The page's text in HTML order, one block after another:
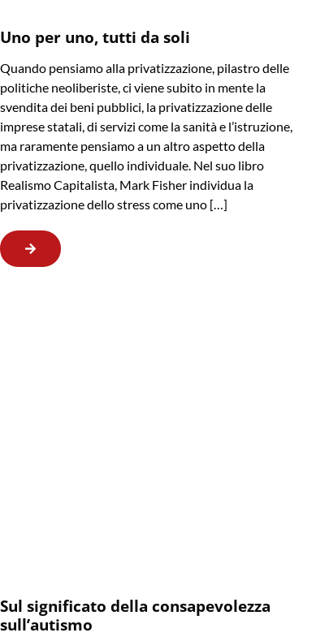
Uno per uno, tutti da soli
Quando pensiamo alla privatizzazione, pilastro delle
politiche neoliberiste, ci viene subito in mente la
svendita dei beni pubblici, la privatizzazione delle
imprese statali, di servizi come la sanità e l’istruzione,
ma raramente pensiamo a un altro aspetto della
privatizzazione, quello individuale. Nel suo libro
Realismo Capitalista, Mark Fisher individua la
privatizzazione dello stress come uno […]
Sul significato della consapevolezza
sull’autismo